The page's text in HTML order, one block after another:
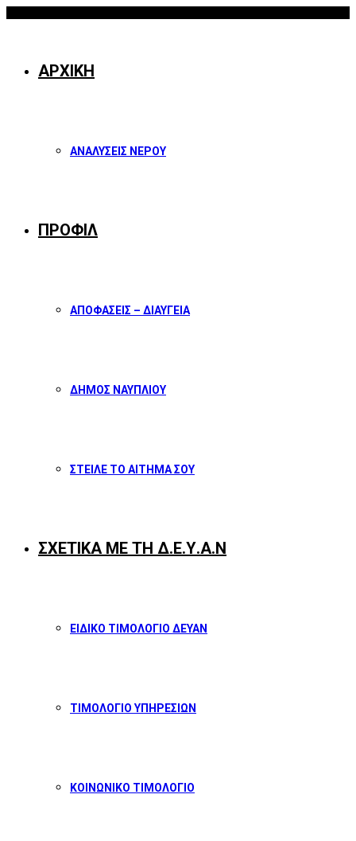
ΑΡΧΙΚΗ
ΑΝΑΛΥΣΕΙΣ ΝΕΡΟΥ
ΠΡΟΦΙΛ
ΑΠΟΦΑΣΕΙΣ – ΔΙΑΥΓΕΙΑ
ΔΗΜΟΣ ΝΑΥΠΛΙΟΥ
ΣΤΕΙΛΕ ΤΟ ΑΙΤΗΜΑ ΣΟΥ
ΣΧΕΤΙΚΑ ΜΕ ΤΗ Δ.Ε.Υ.Α.Ν
ΕΙΔΙΚΟ ΤΙΜΟΛΟΓΙΟ ΔΕΥΑΝ
ΤΙΜΟΛΟΓΙΟ ΥΠΗΡΕΣΙΩΝ
ΚΟΙΝΩΝΙΚΟ ΤΙΜΟΛΟΓΙΟ